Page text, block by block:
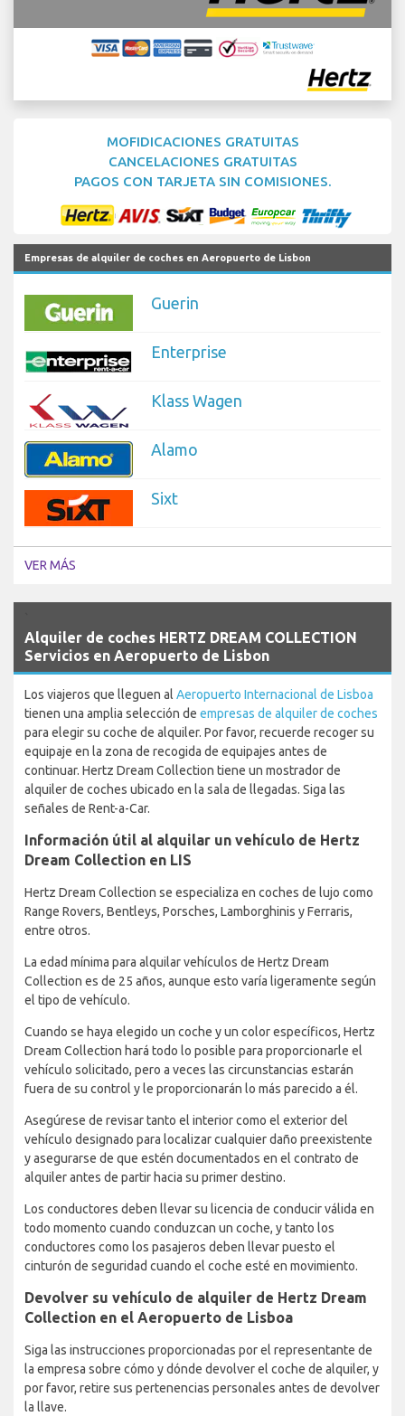
MOFIDICACIONES GRATUITAS
CANCELACIONES GRATUITAS
PAGOS CON TARJETA SIN COMISIONES.
Empresas de alquiler de coches en Aeropuerto de Lisbon
Guerin
Enterprise
Klass Wagen
Alamo
Sixt
VER MÁS
Alquiler de coches HERTZ DREAM COLLECTION
Servicios en Aeropuerto de Lisbon
Los viajeros que lleguen al Aeropuerto Internacional de Lisboa
tienen una amplia selección de empresas de alquiler de coches
para elegir su coche de alquiler. Por favor, recuerde recoger su
equipaje en la zona de recogida de equipajes antes de
continuar. Hertz Dream Collection tiene un mostrador de
alquiler de coches ubicado en la sala de llegadas. Siga las
señales de Rent-a-Car.
Información útil al alquilar un vehículo de Hertz
Dream Collection en LIS
Hertz Dream Collection se especializa en coches de lujo como
Range Rovers, Bentleys, Porsches, Lamborghinis y Ferraris,
entre otros.
La edad mínima para alquilar vehículos de Hertz Dream
Collection es de 25 años, aunque esto varía ligeramente según
el tipo de vehículo.
Cuando se haya elegido un coche y un color específicos, Hertz
Dream Collection hará todo lo posible para proporcionarle el
vehículo solicitado, pero a veces las circunstancias estarán
fuera de su control y le proporcionarán lo más parecido a él.
Asegúrese de revisar tanto el interior como el exterior del
vehículo designado para localizar cualquier daño preexistente
y asegurarse de que estén documentados en el contrato de
alquiler antes de partir hacia su primer destino.
Los conductores deben llevar su licencia de conducir válida en
todo momento cuando conduzcan un coche, y tanto los
conductores como los pasajeros deben llevar puesto el
cinturón de seguridad cuando el coche esté en movimiento.
Devolver su vehículo de alquiler de Hertz Dream
Collection en el Aeropuerto de Lisboa
Siga las instrucciones proporcionadas por el representante de
la empresa sobre cómo y dónde devolver el coche de alquiler, y
por favor, retire sus pertenencias personales antes de devolver
la llave.